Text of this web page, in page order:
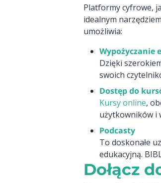
Platformy cyfrowe,
idealnym
umożliwia:
Wypożyczanie
Dzięki
swoich
Dostęp do
Kursy online,
użytkowników i
Podcasty
To doskonałe
edukacyjną.
Dołącz